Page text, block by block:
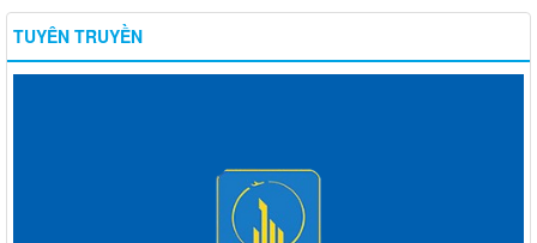
TUYÊN TRUYỀN